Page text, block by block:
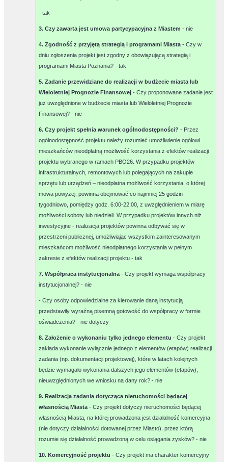
-tak
3. Czy zawarta jest umowa partycypacyjna z Miastem-nie
4. Zgodność z przyjętą strategią i programami Miasta- Czy w
dniu zgłoszenia projekt jest zgodny z obowiązującą strategią i
programami Miasta Poznania? -tak
5. Zadanie przewidziane do realizacji w budżecie miasta lub
Wieloletniej Prognozie Finansowej- Czy proponowane zadanie jest
już uwzględnione w budżecie miasta lub Wieloletniej Prognozie
Finansowej? -nie
6. Czy projekt spełnia warunek ogólnodostępności?- Przez
ogólnodostępność projektu należy rozumieć umożliwienie ogółowi
mieszkańców nieodpłatną możliwość korzystania z efektów realizacji
projektu wybranego w ramach PBO26. W przypadku projektów
infrastrukturalnych, remontowych lub polegających na zakupie
sprzętu lub urządzeń – nieodpłatna możliwość korzystania, o której
mowa powyżej, powinna obejmować co najmniej 25 godzin
tygodniowo, pomiędzy godz. 6:00-22:00, z uwzględnieniem w miarę
możliwości soboty lub niedzieli. W przypadku projektów innych niż
inwestycyjne - realizacja projektów powinna odbywać się w
przestrzeni publicznej, umożliwiając wszystkim zainteresowanym
mieszkańcom możliwość nieodpłatnego korzystania w pełnym
zakresie z efektów realizacji projektu -tak
7. Współpraca instytucjonalna- Czy projekt wymaga współpracy
instytucjonalnej? -nie
- Czy osoby odpowiedzialne za kierowanie daną instytucją
przedstawiły wyraźną pisemną gotowość do współpracy w formie
oświadczenia? -nie dotyczy
8. Założenie o wykonaniu tylko jednego elementu- Czy projekt
zakłada wykonanie wyłącznie jednego z elementów (etapów) realizacji
zadania (np. dokumentacji projektowej), które w latach kolejnych
będzie wymagało wykonania dalszych jego elementów (etapów),
nieuwzględnionych we wniosku na dany rok? -nie
9. Realizacja zadania dotycząca nieruchomości będącej
własnością Miasta- Czy projekt dotyczy nieruchomości będącej
własnością Miasta, na której prowadzona jest działalność komercyjna
(nie dotyczy działalności dotowanej przez Miasto), przez którą
rozumie się działalność prowadzoną w celu osiągania zysków? -nie
10. Komercyjność projektu- Czy projekt ma charakter komercyjny